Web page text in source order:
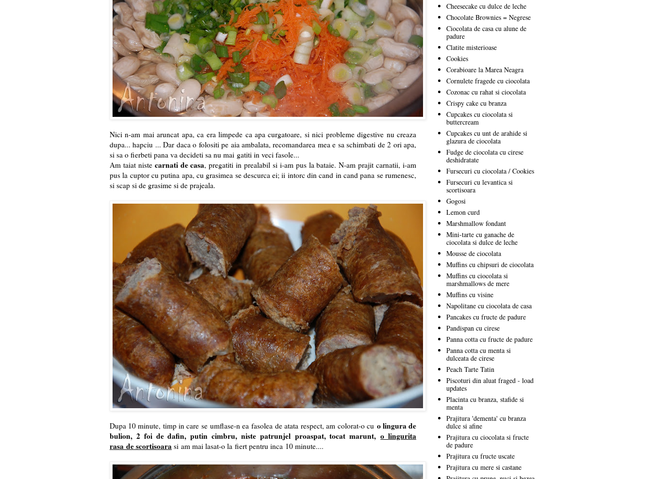
Nici n-am mai aruncat apa, ca era limpede ca apa curgatoare, si nici probleme digestive nu creaza
dupa... hapciu ... Dar daca o folositi pe aia ambalata, recomandarea mea e sa schimbati de 2 ori apa,
si sa o fierbeti pana va decideti sa nu mai gatiti in veci fasole...
Am taiat niste carnati de casa, pregatiti in prealabil si i-am pus la bataie. N-am prajit carnatii, i-am
pus la cuptor cu putina apa, cu grasimea se descurca ei; ii intorc din cand in cand pana se rumenesc,
si scap si de grasime si de prajeala.
Dupa 10 minute, timp in care se umflase-n ea fasolea de atata respect, am colorat-o cu o lingura de
bulion, 2 foi de dafin, putin cimbru, niste patrunjel proaspat, tocat marunt,o lingurita
rasa de scortisoara si am mai lasat-o la fiert pentru inca 10 minute....
Cheesecake cu dulce de leche
Chocolate Brownies = Negrese
Ciocolata de casa cu alune de
padure
Clatite misterioase
Cookies
Corabioare la Marea Neagra
Cornulete fragede cu ciocolata
Cozonac cu rahat si ciocolata
Crispy cake cu branza
Cupcakes cu ciocolata si
buttercream
Cupcakes cu unt de arahide si
glazura de ciocolata
Fudge de ciocolata cu cirese
deshidratate
Fursecuri cu ciocolata / Cookies
Fursecuri cu levantica si
scortisoara
Gogosi
Lemon curd
Marshmallow fondant
Mini-tarte cu ganache de
ciocolata si dulce de leche
Mousse de ciocolata
Muffins cu chipsuri de ciocolata
Muffins cu ciocolata si
marshmallows de mere
Muffins cu visine
Napolitane cu ciocolata de casa
Pancakes cu fructe de padure
Pandispan cu cirese
Panna cotta cu fructe de padure
Panna cotta cu menta si
dulceata de cirese
Peach Tarte Tatin
Piscoturi din aluat fraged - load
updates
Placinta cu branza, stafide si
menta
Prajitura 'dementa' cu branza
dulce si afine
Prajitura cu ciocolata si fructe
de padure
Prajitura cu fructe uscate
Prajitura cu mere si castane